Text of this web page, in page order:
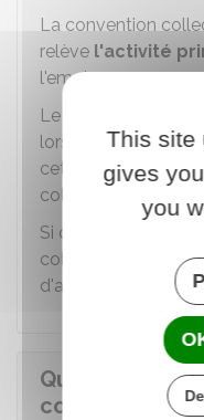
La convention
relève l'activité
l'employeur.
Le code
lors de la création
cette activité
collective applicable.
Si ce code renvoie
collectives, il faut
d'application.
Quelle est la
convention
This site
gives
you